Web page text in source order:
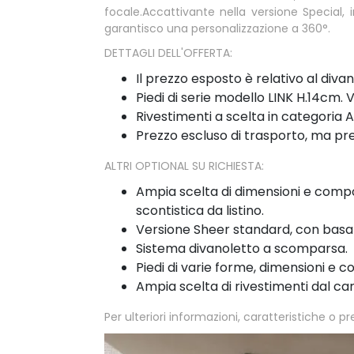
focale.Accattivante nella versione
garantisco una personalizzazione a 360°.
DETTAGLI DELL'OFFERTA:
Il prezzo esposto è relativo al
Piedi di serie modello LINK H.14cm.
Rivestimenti a scelta in categoria
Prezzo escluso di trasporto, ma
ALTRI OPTIONAL SU RICHIESTA:
Ampia scelta di dimensioni e
scontistica da listino.
Versione Sheer standard, con
Sistema divanoletto a scomparsa.
Piedi di varie forme, dimensioni e
Ampia scelta di rivestimenti dal
Per ulteriori informazioni, caratteristiche o